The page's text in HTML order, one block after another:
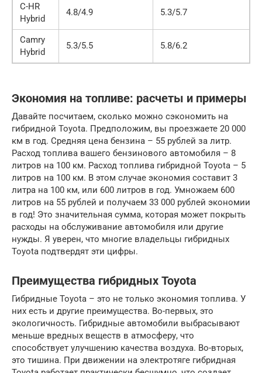
C-HR
Hybrid
4.8/4.9 5.3/5.7
Camry
Hybrid
5.3/5.5 5.8/6.2
Экономия на топливе: расчеты и примеры
Давайте посчитаем, сколько можно сэкономить на
гибридной Toyota. Предположим, вы проезжаете 20 000
км в год. Средняя цена бензина – 55 рублей за литр.
Расход топлива вашего бензинового автомобиля – 8
литров на 100 км. Расход топлива гибридной Toyota – 5
литров на 100 км. В этом случае экономия составит 3
литра на 100 км, или 600 литров в год. Умножаем 600
литров на 55 рублей и получаем 33 000 рублей экономии
в год! Это значительная сумма, которая может покрыть
расходы на обслуживание автомобиля или другие
нужды. Я уверен, что многие владельцы гибридных
Toyota подтвердят эти цифры.
Преимущества гибридных Toyota
Гибридные Toyota – это не только экономия топлива. У
них есть и другие преимущества. Во-первых, это
экологичность. Гибридные автомобили выбрасывают
меньше вредных веществ в атмосферу, что
способствует улучшению качества воздуха. Во-вторых,
это тишина. При движении на электротяге гибридная